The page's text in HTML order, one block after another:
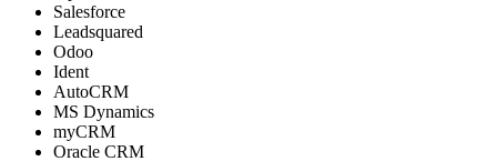
Salesforce
Leadsquared
Odoo
Ident
AutoCRM
MS Dynamics
myCRM
Oracle CRM